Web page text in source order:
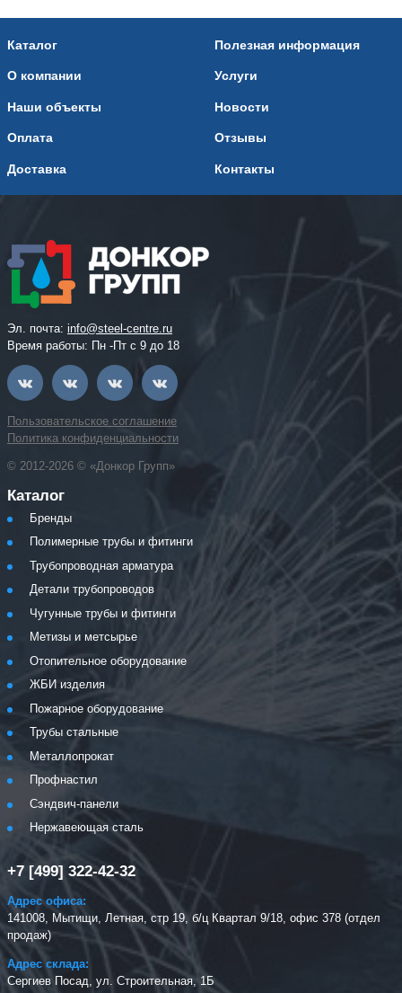
Каталог
О компании
Наши объекты
Оплата
Доставка
Полезная информация
Услуги
Новости
Отзывы
Контакты
Эл. почта: info@steel-centre.ru
Время работы: Пн -Пт с 9 до 18
Пользовательское соглашение
Политика конфиденциальности
© 2012-2026 © «Донкор Групп»
Каталог
Бренды
Полимерные трубы и фитинги
Трубопроводная арматура
Детали трубопроводов
Чугунные трубы и фитинги
Метизы и метсырье
Отопительное оборудование
ЖБИ изделия
Пожарное оборудование
Трубы стальные
Металлопрокат
Профнастил
Сэндвич-панели
Нержавеющая сталь
+7 [499] 322-42-32
Адрес офиса:
141008, Мытищи, Летная, стр 19, б/ц Квартал 9/18, офис 378 (отдел
продаж)
Адрес склада:
Сергиев Посад, ул. Строительная, 1Б